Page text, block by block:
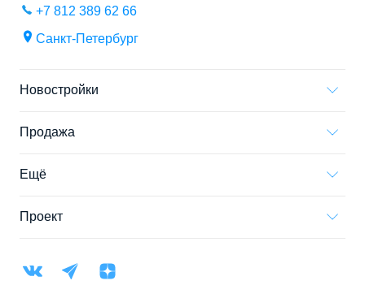
+7 812 389 62 66
Санкт-Петербург
Новостройки
Продажа
Ещё
Проект